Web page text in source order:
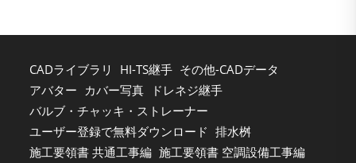
CADライブラリ HI-TS継手 その他-CADデータ
アバター カバー写真
ドレネジ継手
バルブ・チャッキ・ストレーナー
ユーザー登録で無料ダウンロード 排水桝
施工要領書 共通工事編 施工要領書 空調設備工事編